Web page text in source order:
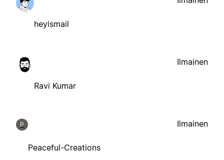
heyismail
Ravi Kumar
Ilmainen
P
Peaceful-Creations
Ilmainen